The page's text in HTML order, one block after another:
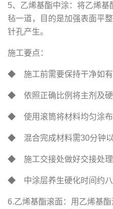
5、乙烯基酯中涂：将乙烯
毡一道，目的是加强表面平
针孔产生。
施工要点：
◆ 施工前需要保持干净如有
◆ 依照正确比例将主剂及硬
◆ 使用滚筒将材料均匀涂布
◆ 混合完成材料需30分钟
◆ 施工交接处做好交接处理
◆ 中涂层养生硬化时间约八
6.乙烯基酯滚面：用乙烯基